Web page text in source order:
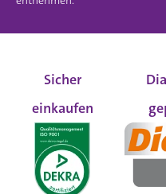
Sicher
einkaufen